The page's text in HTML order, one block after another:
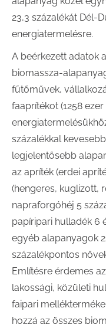
23,3 százalékát Dél-
energiatermelésre.
A beérkezett adatok
biomassza-
fűtőművek,
faaprítékot (1258
százalékkal
legjelentősebb
az apríték (erdei
(hengeres, kuglizott,
napraforgóhéj 5
papíripari hulladék 6
egyéb alapanyagok
százalékpontos
Említésre érdemes
lakossági, közületi
faipari
hozzá az összes